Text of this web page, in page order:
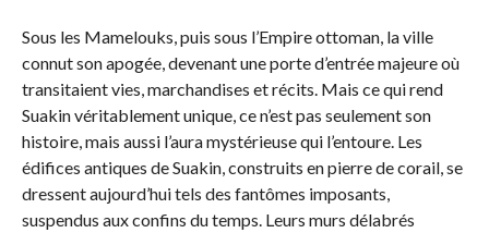
Sous les Mamelouks, puis sous l’Empire ottoman, la ville
connut son apogée, devenant une porte d’entrée majeure où
transitaient vies, marchandises et récits. Mais ce qui rend
Suakin véritablement unique, ce n’est pas seulement son
histoire, mais aussi l’aura mystérieuse qui l’entoure. Les
édifices antiques de Suakin, construits en pierre de corail, se
dressent aujourd’hui tels des fantômes imposants,
suspendus aux confins du temps. Leurs murs délabrés